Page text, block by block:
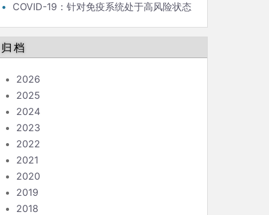
COVID-19：针对免疫系统处于高风险状态
归档
2026
2025
2024
2023
2022
2021
2020
2019
2018